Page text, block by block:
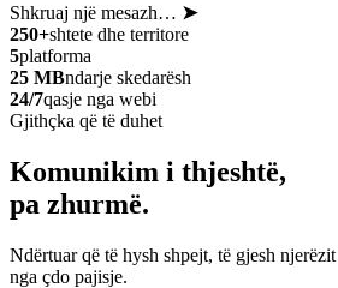
Shkruaj një mesazh… ➤
250+shtete dhe territore
5platforma
25 MBndarje skedarësh
24/7qasje nga webi
Gjithçka që të duhet
Komunikim i thjeshtë,
pa zhurmë.
Ndërtuar që të hysh shpejt, të gjesh
nga çdo pajisje.